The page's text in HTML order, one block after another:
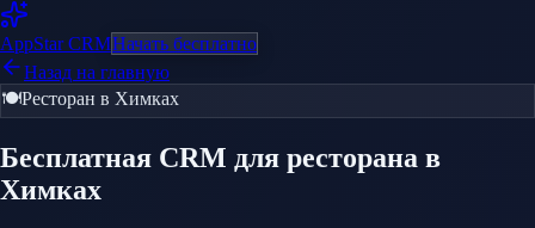
AppStarCRMНачать бесплатно
Назад на главную
🍽️Ресторан в Химках
Бесплатная CRM для ресторана в
Химках